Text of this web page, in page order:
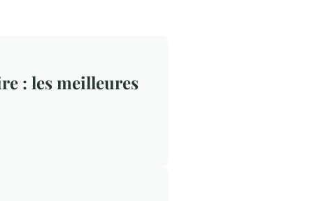
: les meilleures